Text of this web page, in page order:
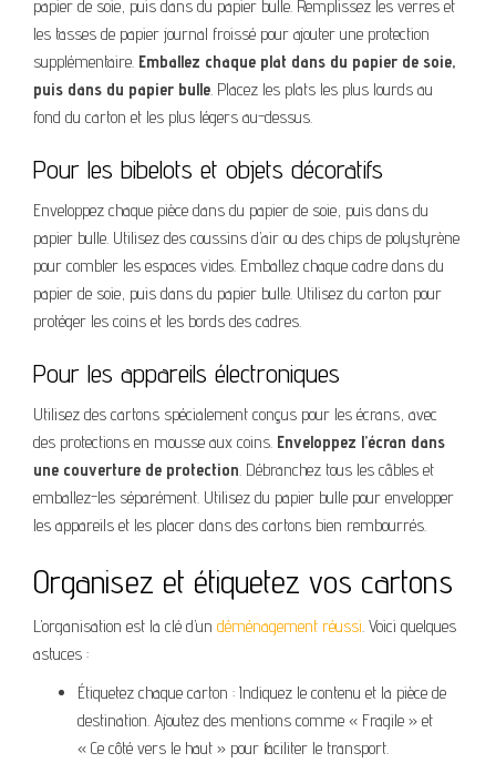
papier de soie, puis dans du papier bulle. Remplissez les verres et
les tasses de papier journal froissé pour ajouter une protection
supplémentaire. Emballez chaque plat dans du papier de soie,
puis dans du papier bulle. Placez les plats les plus lourds au
fond du carton et les plus légers au-dessus.
Pour les bibelots et objets décoratifs
Enveloppez chaque pièce dans du papier de soie, puis dans du
papier bulle. Utilisez des coussins d’air ou des chips de polystyrène
pour combler les espaces vides. Emballez chaque cadre dans du
papier de soie, puis dans du papier bulle. Utilisez du carton pour
protéger les coins et les bords des cadres.
Pour les appareils électroniques
Utilisez des cartons spécialement conçus pour les écrans, avec
des protections en mousse aux coins. Enveloppez l’écran dans
une couverture de protection. Débranchez tous les câbles et
emballez-les séparément. Utilisez du papier bulle pour envelopper
les appareils et les placer dans des cartons bien rembourrés.
Organisez et étiquetez vos cartons
L’organisation est la clé d’un déménagement réussi. Voici quelques
astuces :
Étiquetez chaque carton : Indiquez le contenu et la pièce de
destination. Ajoutez des mentions comme « Fragile » et
« Ce côté vers le haut » pour faciliter le transport.